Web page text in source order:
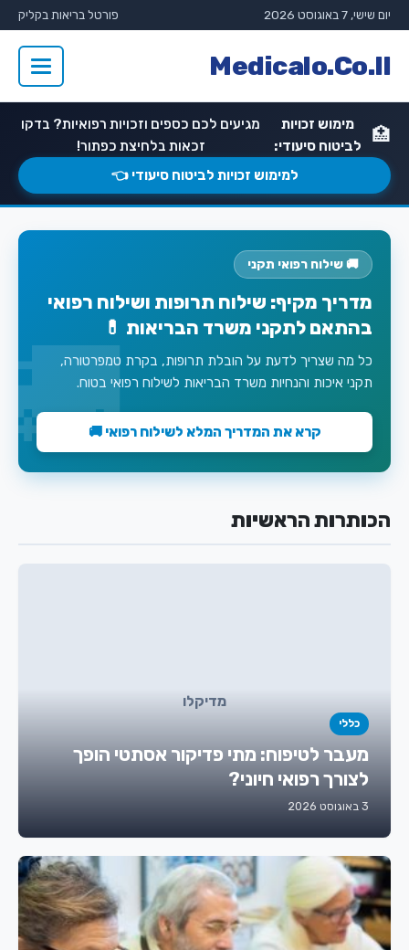
יום שישי, 7 באוגוסט 2026 פורטל בריאות בקליק
Medicalo.Co.Il
🏥
מימוש זכויות
לביטוח סיעודי:
מגיעים לכם כספים וזכויות רפואיות? בדקו
זכאות בלחיצת כפתור!
למימוש זכויות לביטוח סיעודי 👈
🚚 שילוח רפואי תקני
מדריך מקיף: שילוח תרופות ושילוח רפואי
בהתאם לתקני משרד הבריאות 💊
כל מה שצריך לדעת על הובלת תרופות, בקרת טמפרטורה,
תקני איכות והנחיות משרד הבריאות לשילוח רפואי בטוח.
קרא את המדריך המלא לשילוח רפואי 🚚
הכותרות הראשיות
מדיקלו
כללי
מעבר לטיפוח: מתי פדיקור אסתטי הופך
לצורך רפואי חיוני?
3 באוגוסט 2026